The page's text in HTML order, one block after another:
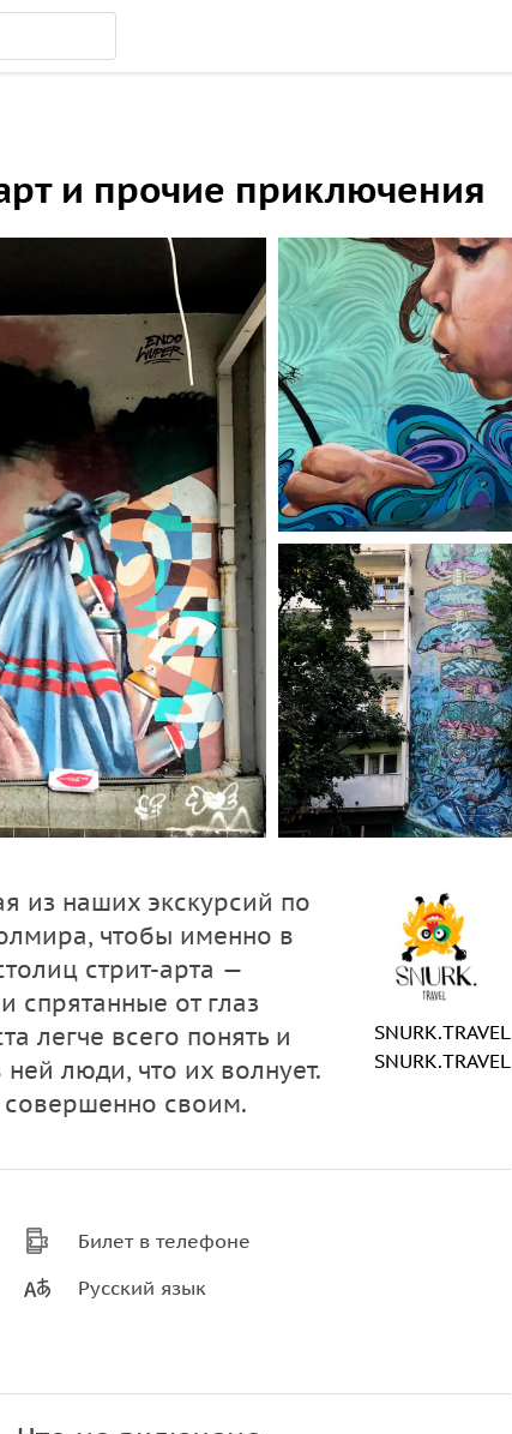
и прочие приключения
из наших экскурсий по
чтобы именно в
стрит-арта —
спрятанные от глаз
легче всего понять и
ней люди, что их волнует.
совершенно своим.
SNURK.TRAVEL
SNURK.TRAVEL
Билет в телефоне
Русский язык